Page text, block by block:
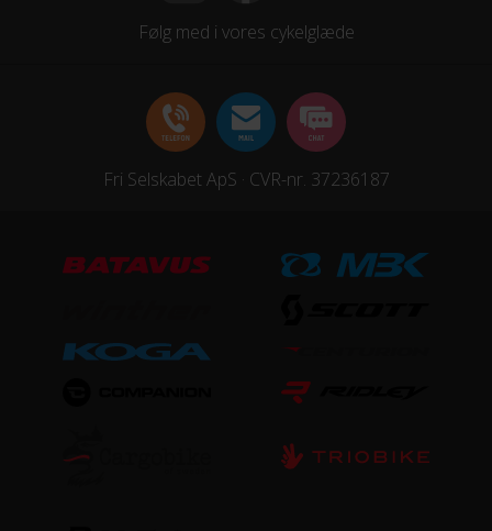
Følg med i vores cykelglæde
Fri Selskabet ApS · CVR-nr. 37236187